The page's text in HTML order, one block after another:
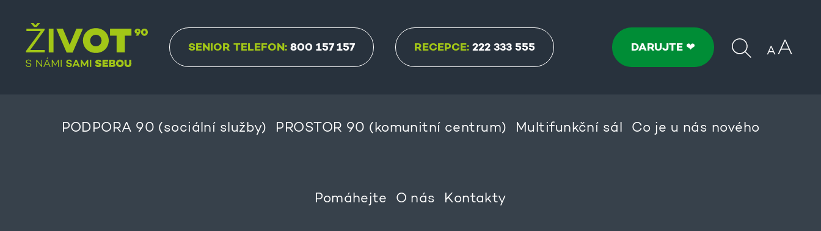
SENIOR TELEFON: 800 157 157 RECEPCE: 222 333 555 DARUJTE ❤
PODPORA 90 (sociální služby) PROSTOR 90 (komunitní centrum) Multifunkční sál Co je u nás nového
Pomáhejte O nás Kontakty